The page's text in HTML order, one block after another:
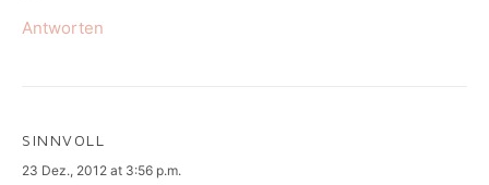
Antworten
SINNVOLL
says:
23 Dez., 2012 at 3:56 p.m.